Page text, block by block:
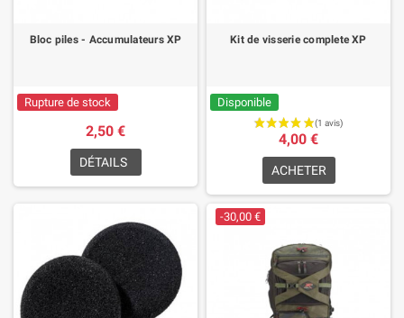
Bloc piles - Accumulateurs XP
Rupture de stock
2,50 €
DÉTAILS
Kit de visserie complete XP
Disponible
4,00 €
ACHETER
-30,00 €